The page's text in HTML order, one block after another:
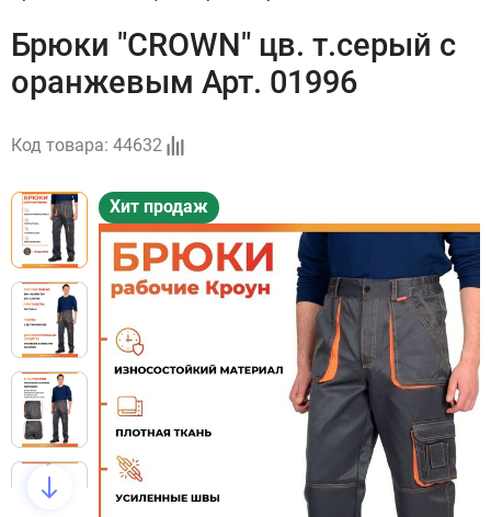
Брюки "CROWN" цв. т.серый с
оранжевым Арт. 01996
Код товара: 44632
Хит продаж